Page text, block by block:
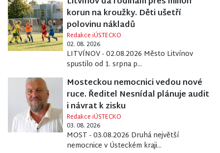
korun na kroužky. Děti ušetří
polovinu nákladů
Redakce iÚSTECKO
02. 08. 2026
LITVÍNOV - 02.08.2026 Město Litvínov
spustilo od 1. srpna p...
Mosteckou nemocnici vedou nové
ruce. Ředitel Nesnídal plánuje audit
i návrat k zisku
Redakce iÚSTECKO
03. 08. 2026
MOST - 03.08.2026 Druhá největší
nemocnice v Ústeckém kraji...